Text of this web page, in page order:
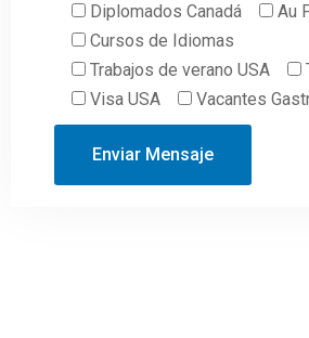
Diplomados Canadá
Au
Cursos de Idiomas
Trabajos de verano USA
Visa USA
Vacantes